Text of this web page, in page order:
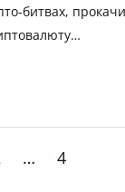
битвах,
… 4